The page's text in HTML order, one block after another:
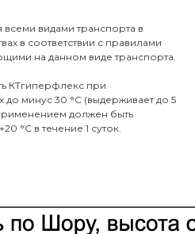
видами транспорта в
в соответствии с правилами
на данном виде транспорта.
КТгиперфлекс при
до минус 30 °С (выдерживает до 5
должен быть
°С в течение 1 суток.